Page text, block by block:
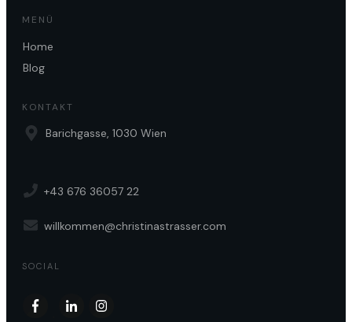
MENÜ
Home
Blog
KONTAKT
Barichgasse, 1030 Wien
+43 676 36057 22
willkommen@christinastrasser.com
SOCIAL